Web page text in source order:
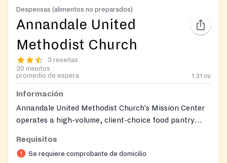
Despensas (alimentos no preparados)
Annandale United
Methodist Church
3 reseñas
30 minutos
promedio de espera
1.31 mi
Información
Annandale United Methodist Church's Mission Center
operates a high-volume, client-choice food pantry
fresh produce, milk, bread, and shelf-stable items,
sourced from donations, local grocery stores, farmers
Requisitos
Se requiere comprobante de domicilio